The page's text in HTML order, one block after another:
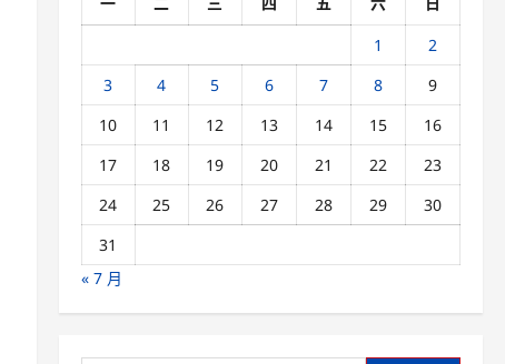
1
2
3
4 5 6 7 8
9
10
11 12 13 14 15
16
17
18 19 20 21 22
23
24
25 26 27 28 29
30
31
« 7 月